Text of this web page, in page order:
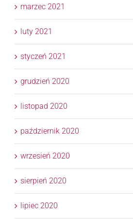
marzec 2021
luty 2021
styczeń 2021
grudzień 2020
listopad 2020
październik 2020
wrzesień 2020
sierpień 2020
lipiec 2020